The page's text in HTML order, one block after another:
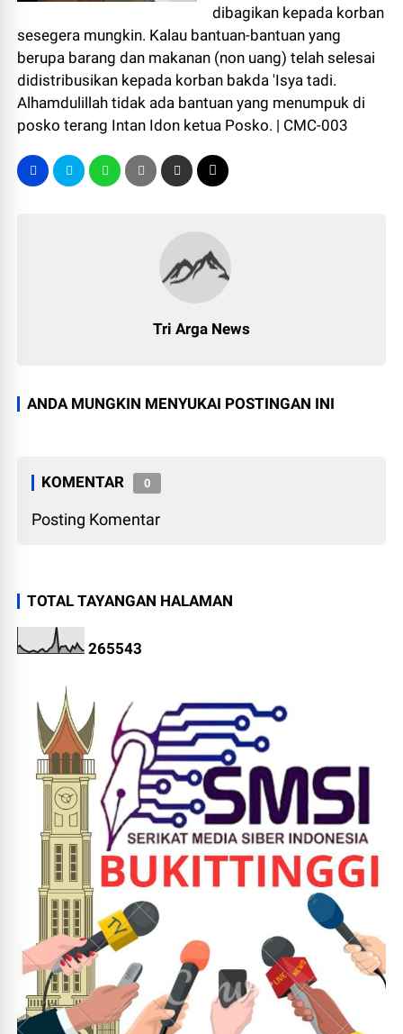
dibagikan kepada korban
sesegera mungkin. Kalau bantuan-bantuan yang
berupa barang dan makanan (non uang) telah selesai
didistribusikan kepada korban bakda 'Isya tadi.
Alhamdulillah tidak ada bantuan yang menumpuk di
posko terang Intan Idon ketua Posko. | CMC-003
Tri Arga News
ANDA MUNGKIN MENYUKAI POSTINGAN INI
KOMENTAR 0
Posting Komentar
TOTAL TAYANGAN HALAMAN
265543